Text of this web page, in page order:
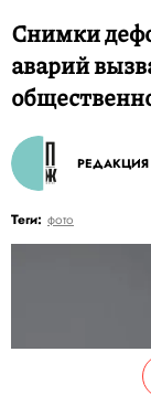
Снимки
аварий
Теги: фото